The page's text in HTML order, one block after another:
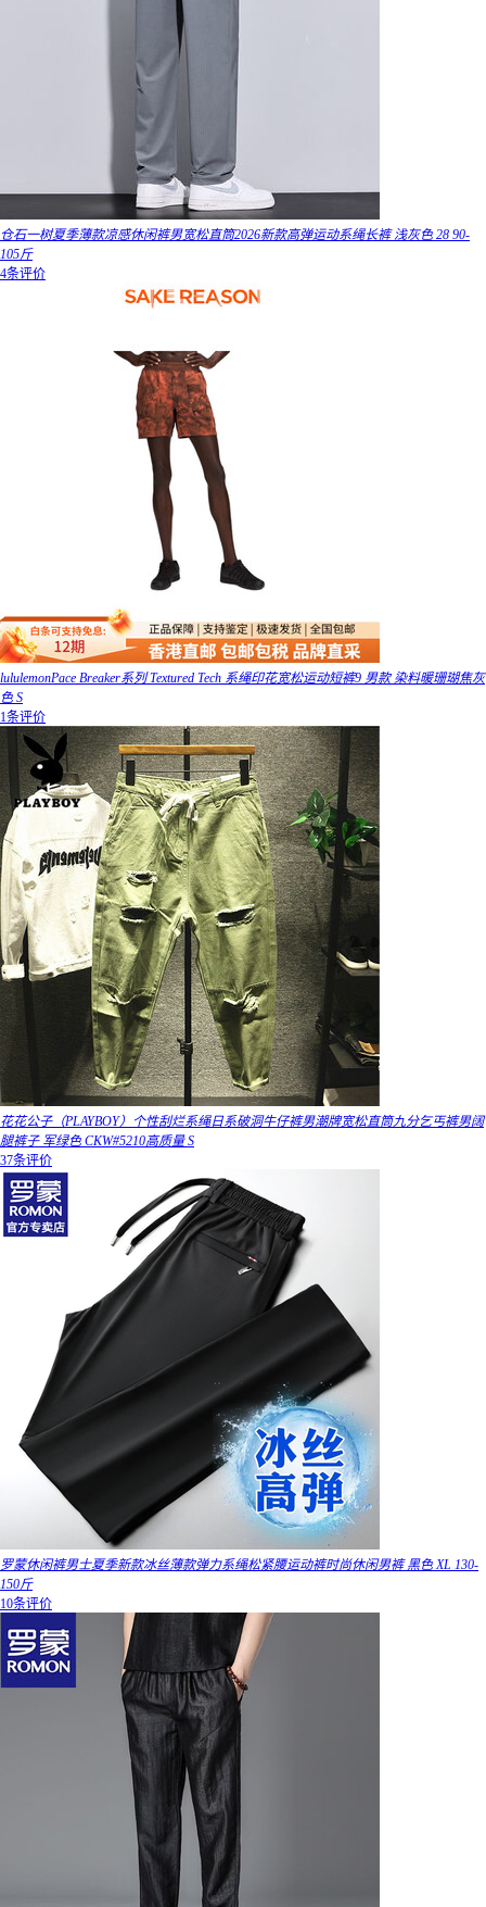
仓石一树夏季薄款凉感休闲裤男宽松直筒2026新款高弹运动系绳长裤 浅灰色 28 90-
105斤
4条评价
lululemonPace Breaker系列 Textured Tech 系绳印花宽松运动短裤9 男款 染料暖珊瑚焦灰
色 S
1条评价
花花公子（PLAYBOY）个性刮烂系绳日系破洞牛仔裤男潮牌宽松直筒九分乞丐裤男阔
腿裤子 军绿色 CKW#5210高质量 S
37条评价
罗蒙休闲裤男士夏季新款冰丝薄款弹力系绳松紧腰运动裤时尚休闲男裤 黑色 XL 130-
150斤
10条评价